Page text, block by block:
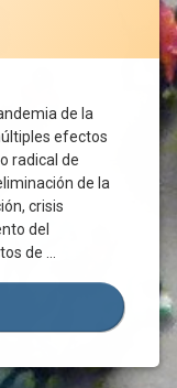
de la
efectos
radical de
de la
crisis
del
de …
Crisis De La Covid-19 Y